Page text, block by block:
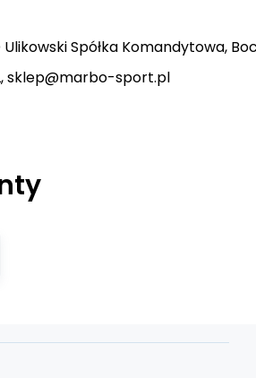
Spółka Komandytowa,
sklep@marbo-sport.pl